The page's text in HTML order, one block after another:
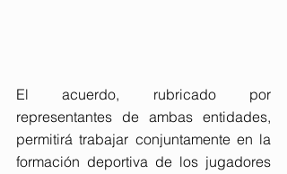
El acuerdo, rubricado por
representantes de ambas entidades,
permitirá trabajar conjuntamente en la
formación deportiva de los jugadores